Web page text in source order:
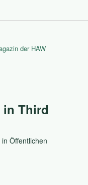
der HAW
in Third
Öffentlichen